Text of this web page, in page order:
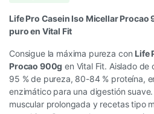
Life Pro Casein Iso Micellar Procao
puro en Vital Fit
Consigue la máxima pureza con Life
Procao 900g en Vital Fit. Aislado de
95 % de pureza, 80-84 % proteína,
enzimático para una digestión
muscular prolongada y recetas tipo